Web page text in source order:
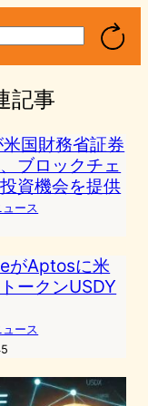
記事
国財務省証券
ブロックチェ
資機会を提供
ース
がAptosに米
ークンUSDY
ース